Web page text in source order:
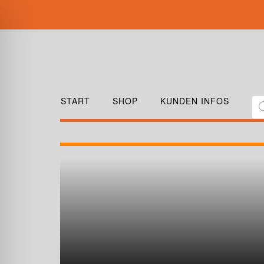
START SHOP KUNDEN INFOS
ANTISTATISCHER-